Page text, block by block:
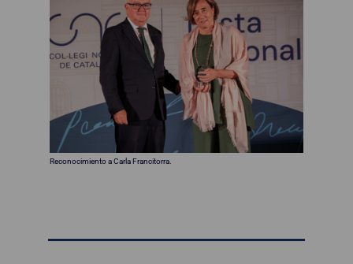
Reconocimiento a Carla Francitorra.